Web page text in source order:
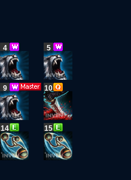
4 5
9 10
14 15